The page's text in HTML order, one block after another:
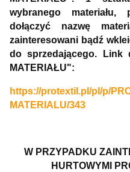
wybranego materiału,
dołączyć nazwę
zainteresowani bądź
do sprzedającego. Link
MATERIAŁU":
https://protextil.pl/pl/p/
MATERIALU/343
W PRZYPADKU
HURTOWYMI